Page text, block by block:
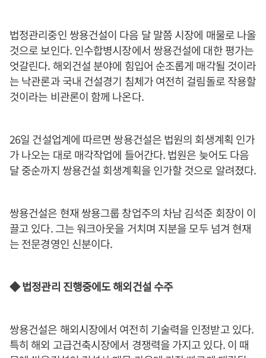
법정관리중인 쌍용건설이 다음 달 말쯤 시장에 매물로 나올
것으로 보인다. 인수합병시장에서 쌍용건설에 대한 평가는
엇갈린다. 해외건설 분야에 힘입어 순조롭게 매각될 것이라
는 낙관론과 국내 건설경기 침체가 여전히 걸림돌로 작용할
것이라는 비관론이 함께 나온다.
26일 건설업계에 따르면 쌍용건설은 법원의 회생계획 인가
가 나오는 대로 매각작업에 들어간다. 법원은 늦어도 다음
달 중순까지 쌍용건설 회생계획을 인가할 것으로 알려졌다.
쌍용건설은 현재 쌍용그룹 창업주의 차남 김석준 회장이 이
끌고 있다. 그는 워크아웃을 거치며 지분을 모두 넘겨 현재
는 전문경영인 신분이다.
◆ 법정관리 진행중에도 해외건설 수주
쌍용건설은 해외시장에서 여전히 기술력을 인정받고 있다.
특히 해외 고급건축시장에서 경쟁력을 가지고 있다. 이 때